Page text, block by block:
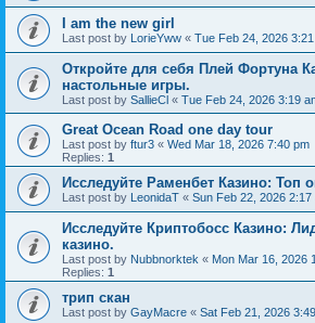
I am the new girl
Last post by LorieYww « Tue Feb 24, 2026
Откройте для себя Плей Фортуна
настольные игры.
Last post by SallieCl « Tue Feb 24, 2026 3:19
Great Ocean Road one day tour
Last post by ftur3 « Wed Mar 18, 2026 7:40 pm
Replies: 1
Исследуйте Раменбет Казино: Топ
Last post by LeonidaT « Sun Feb 22, 2026 2:17
Исследуйте Криптобосс Казино:
казино.
Last post by Nubbnorktek « Mon Mar 16, 2026
Replies: 1
трип скан
Last post by GayMacre « Sat Feb 21, 2026